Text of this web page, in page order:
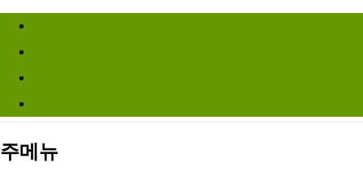
바로가기메뉴
주메뉴